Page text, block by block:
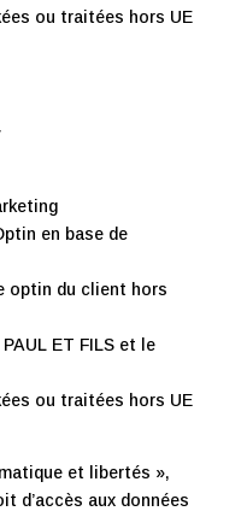
ou traitées hors UE
en base de
optin du client hors
ET FILS et le
ou traitées hors UE
et libertés »,
d’accès aux données